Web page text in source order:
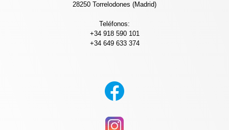
28250 Torrelodones (Madrid)
Teléfonos:
+34 918 590 101
+34 649 633 374